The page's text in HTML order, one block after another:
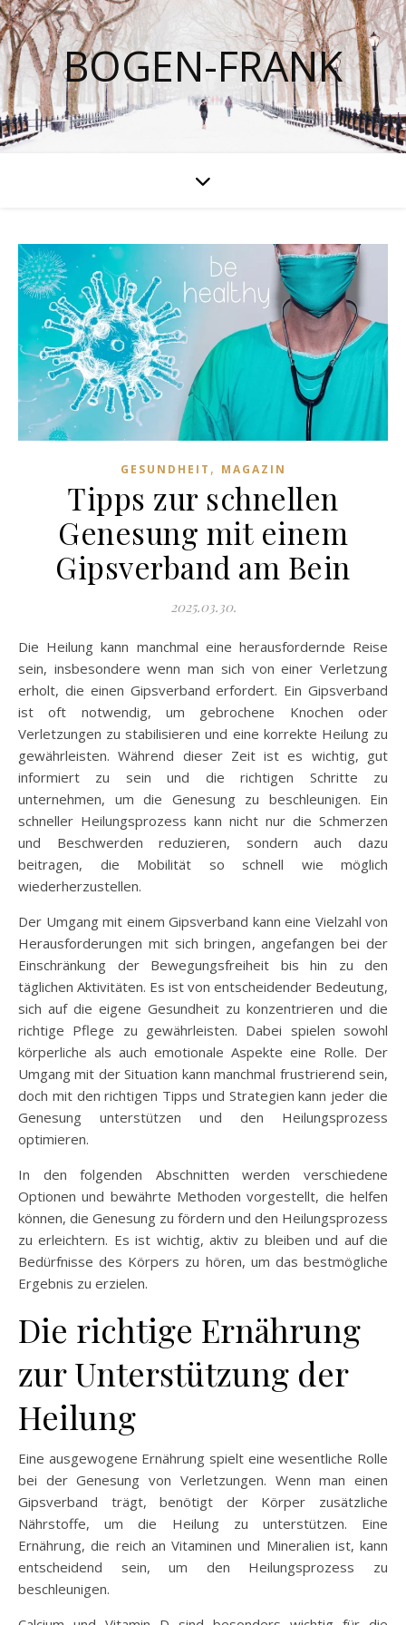
BOGEN-FRANK
GESUNDHEIT , MAGAZIN
Tipps zur schnellen
Genesung mit einem
Gipsverband am Bein
2025.03.30.
Die Heilung kann manchmal eine herausfordernde Reise
sein, insbesondere wenn man sich von einer Verletzung
erholt, die einen Gipsverband erfordert. Ein Gipsverband
ist oft notwendig, um gebrochene Knochen oder
Verletzungen zu stabilisieren und eine korrekte Heilung zu
gewährleisten. Während dieser Zeit ist es wichtig, gut
informiert zu sein und die richtigen Schritte zu
unternehmen, um die Genesung zu beschleunigen. Ein
schneller Heilungsprozess kann nicht nur die Schmerzen
und Beschwerden reduzieren, sondern auch dazu
beitragen, die Mobilität so schnell wie möglich
wiederherzustellen.
Der Umgang mit einem Gipsverband kann eine Vielzahl von
Herausforderungen mit sich bringen, angefangen bei der
Einschränkung der Bewegungsfreiheit bis hin zu den
täglichen Aktivitäten. Es ist von entscheidender Bedeutung,
sich auf die eigene Gesundheit zu konzentrieren und die
richtige Pflege zu gewährleisten. Dabei spielen sowohl
körperliche als auch emotionale Aspekte eine Rolle. Der
Umgang mit der Situation kann manchmal frustrierend sein,
doch mit den richtigen Tipps und Strategien kann jeder die
Genesung unterstützen und den Heilungsprozess
optimieren.
In den folgenden Abschnitten werden verschiedene
Optionen und bewährte Methoden vorgestellt, die helfen
können, die Genesung zu fördern und den Heilungsprozess
zu erleichtern. Es ist wichtig, aktiv zu bleiben und auf die
Bedürfnisse des Körpers zu hören, um das bestmögliche
Ergebnis zu erzielen.
Die richtige Ernährung
zur Unterstützung der
Heilung
Eine ausgewogene Ernährung spielt eine wesentliche Rolle
bei der Genesung von Verletzungen. Wenn man einen
Gipsverband trägt, benötigt der Körper zusätzliche
Nährstoffe, um die Heilung zu unterstützen. Eine
Ernährung, die reich an Vitaminen und Mineralien ist, kann
entscheidend sein, um den Heilungsprozess zu
beschleunigen.